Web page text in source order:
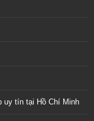
uy tín tại Hồ Chí Minh